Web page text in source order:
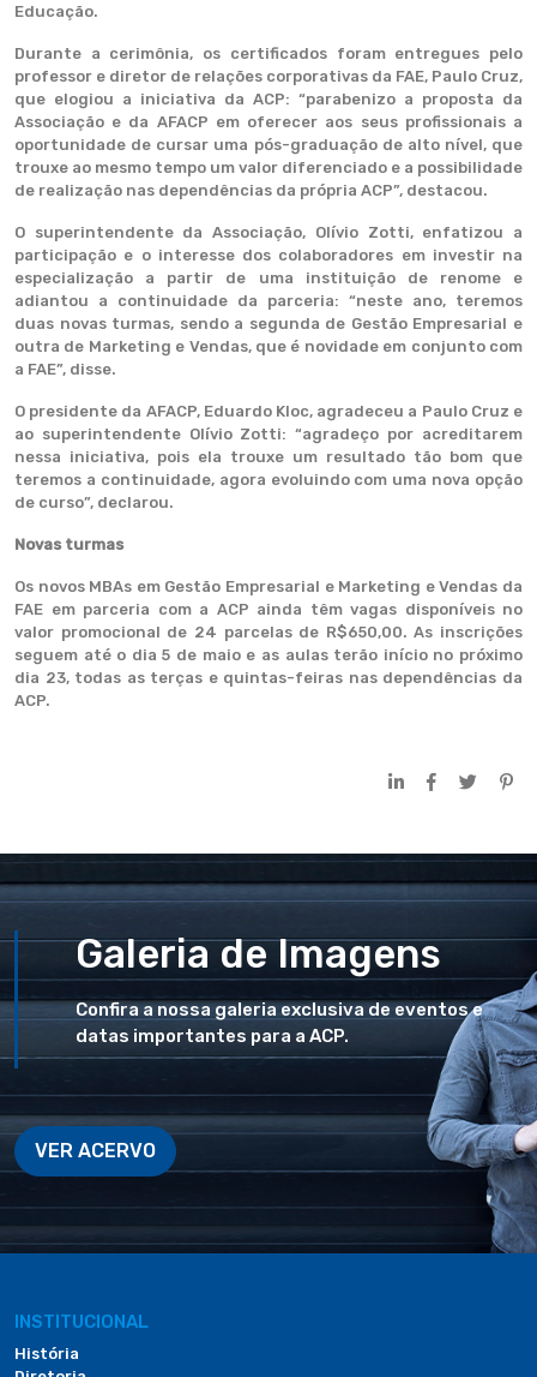
Educação.
Durante a cerimônia, os certificados foram entregues pelo
professor e diretor de relações corporativas da FAE, Paulo Cruz,
que elogiou a iniciativa da ACP: “parabenizo a proposta da
Associação e da AFACP em oferecer aos seus profissionais a
oportunidade de cursar uma pós-graduação de alto nível, que
trouxe ao mesmo tempo um valor diferenciado e a possibilidade
de realização nas dependências da própria ACP”, destacou.
O superintendente da Associação, Olívio Zotti, enfatizou a
participação e o interesse dos colaboradores em investir na
especialização a partir de uma instituição de renome e
adiantou a continuidade da parceria: “neste ano, teremos
duas novas turmas, sendo a segunda de Gestão Empresarial e
outra de Marketing e Vendas, que é novidade em conjunto com
a FAE”, disse.
O presidente da AFACP, Eduardo Kloc, agradeceu a Paulo Cruz e
ao superintendente Olívio Zotti: “agradeço por acreditarem
nessa iniciativa, pois ela trouxe um resultado tão bom que
teremos a continuidade, agora evoluindo com uma nova opção
de curso”, declarou.
Novas turmas
Os novos MBAs em Gestão Empresarial e Marketing e Vendas da
FAE em parceria com a ACP ainda têm vagas disponíveis no
valor promocional de 24 parcelas de R$650,00. As inscrições
seguem até o dia 5 de maio e as aulas terão início no próximo
dia 23, todas as terças e quintas-feiras nas dependências da
ACP.
Galeria de Imagens
Confira a nossa galeria exclusiva de eventos e
datas importantes para a ACP.
VER ACERVO
INSTITUCIONAL
História